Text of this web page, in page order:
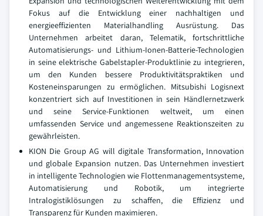
Fokus auf die Entwicklung einer nachhaltigen und
energieeffizienten Materialhandling Ausrüstung. Das
Unternehmen arbeitet daran, Telematik, fortschrittliche
Automatisierungs- und Lithium-Ionen-Batterie-Technologien
in seine elektrische Gabelstapler-Produktlinie zu integrieren,
um den Kunden bessere Produktivitätspraktiken und
Kosteneinsparungen zu ermöglichen. Mitsubishi Logisnext
konzentriert sich auf Investitionen in sein Händlernetzwerk
und seine Service-Funktionen weltweit, um einen
umfassenden Service und angemessene Reaktionszeiten zu
gewährleisten.
KION Die Group AG will digitale Transformation, Innovation
und globale Expansion nutzen. Das Unternehmen investiert
in intelligente Technologien wie Flottenmanagementsysteme,
Automatisierung und Robotik, um integrierte
Intralogistiklösungen zu schaffen, die Effizienz und
Transparenz für Kunden maximieren.